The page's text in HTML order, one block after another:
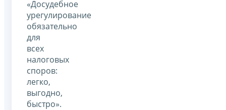
«Досудебное
урегулирование
обязательно
для
всех
налоговых
споров:
легко,
выгодно,
быстро».